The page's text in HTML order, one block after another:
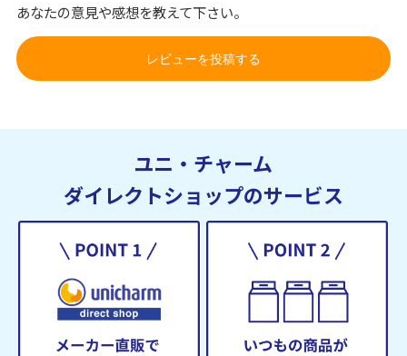
あなたの意見や感想を教えて下さい。
レビューを投稿する
ユニ・チャーム
ダイレクトショップのサービス